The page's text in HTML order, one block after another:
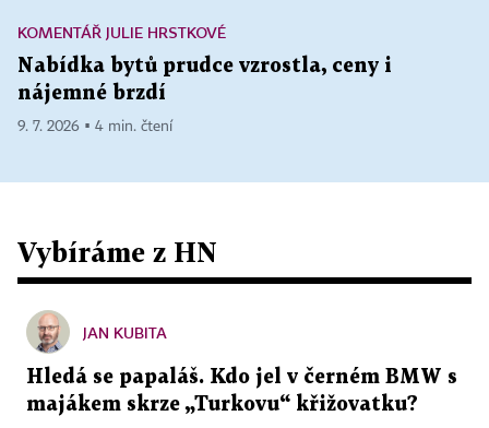
KOMENTÁŘ JULIE HRSTKOVÉ
Nabídka bytů prudce vzrostla, ceny i
nájemné brzdí
9. 7. 2026 ▪ 4 min. čtení
Vybíráme z HN
JAN KUBITA
Hledá se papaláš. Kdo jel v černém BMW s
majákem skrze „Turkovu“ křižovatku?